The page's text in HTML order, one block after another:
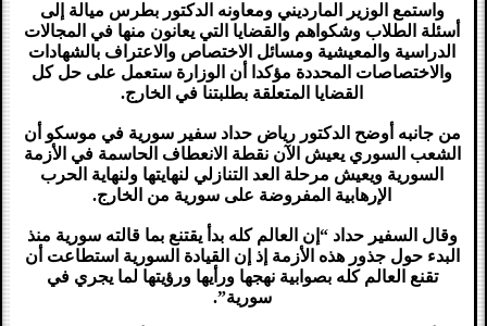
واستمع الوزير المارديني ومعاونه الدكتور بطرس ميالة إلى
أسئلة الطلاب وشكواهم والقضايا التي يعانون منها في المجالات
الدراسية والمعيشية ومسائل الاختصاص والاعتراف بالشهادات
والاختصاصات المحددة مؤكدا أن الوزارة ستعمل على حل كل
القضايا المتعلقة بطلبتنا في الخارج.
من جانبه أوضح الدكتور رياض حداد سفير سورية في موسكو أن
الشعب السوري يعيش الآن نقطة الانعطاف الحاسمة في الأزمة
السورية ويعيش مرحلة العد التنازلي لنهايتها ولنهاية الحرب
الإرهابية المفروضة على سورية من الخارج.
وقال السفير حداد “إن العالم كله بدأ يقتنع بما قالته سورية منذ
البدء حول جذور هذه الأزمة إذ إن القيادة السورية استطاعت أن
تقنع العالم كله بصوابية نهجها ورأيها ورؤيتها لما يجري في
سورية”.